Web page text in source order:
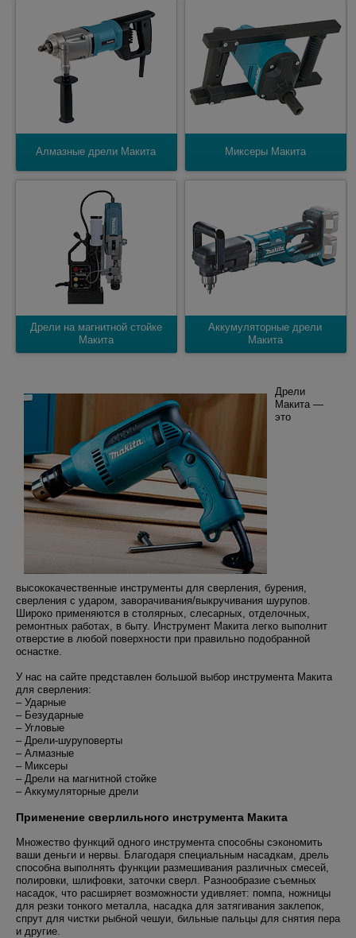
Алмазные дрели Макита Миксеры Макита
Дрели на магнитной стойке
Макита
Аккумуляторные дрели
Макита
Дрели
Макита —
это
высококачественные инструменты для сверления, бурения,
сверления с ударом, заворачивания/выкручивания шурупов.
Широко применяются в столярных, слесарных, отделочных,
ремонтных работах, в быту. Инструмент Макита легко выполнит
отверстие в любой поверхности при правильно подобранной
оснастке.
У нас на сайте представлен большой выбор инструмента Макита
для сверления:
– Ударные
– Безударные
– Угловые
– Дрели-шуруповерты
– Алмазные
– Миксеры
– Дрели на магнитной стойке
– Аккумуляторные дрели
Применение сверлильного инструмента Макита
Множество функций одного инструмента способны сэкономить
ваши деньги и нервы. Благодаря специальным насадкам, дрель
способна выполнять функции размешивания различных смесей,
полировки, шлифовки, заточки сверл. Разнообразие съемных
насадок, что расширяет возможности удивляет: помпа, ножницы
для резки тонкого металла, насадка для затягивания заклепок,
спрут для чистки рыбной чешуи, бильные пальцы для снятия пера
и другие.